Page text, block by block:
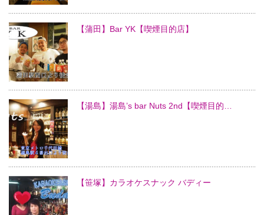
【蒲田】Bar YK【喫煙目的店】
【湯島】湯島’s bar Nuts 2nd【喫煙目的…
【笹塚】カラオケスナック バディー